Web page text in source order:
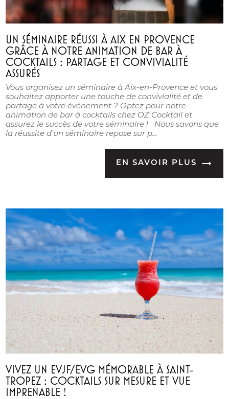
UN SÉMINAIRE RÉUSSI À AIX EN PROVENCE
GRÂCE À NOTRE ANIMATION DE BAR À
COCKTAILS : PARTAGE ET CONVIVIALITÉ
ASSURÉS
Vous organisez un séminaire à Aix-en-Provence et vous
souhaitez apporter une touche de convivialité et de
partage à votre événement ? Optez pour notre
animation de bar à cocktails chez OZ Cocktail et
assurez le succès de votre séminaire ! Nous savons que
la réussite d'un séminaire repose sur p...
EN SAVOIR PLUS
VIVEZ UN EVJF/EVG MÉMORABLE À SAINT-
TROPEZ : COCKTAILS SUR MESURE ET VUE
IMPRENABLE !